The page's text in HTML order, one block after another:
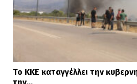
Το ΚΚΕ καταγγέλλει την